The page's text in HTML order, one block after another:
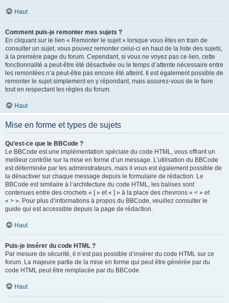
Haut
Comment puis-je remonter mes sujets ?
En cliquant sur le lien « Remonter le sujet » lorsque vous êtes en train de
consulter un sujet, vous pouvez remonter celui-ci en haut de la liste des sujets,
à la première page du forum. Cependant, si vous ne voyez pas ce lien, cette
fonctionnalité a peut-être été désactivée ou le temps d’attente nécessaire entre
les remontées n’a peut-être pas encore été atteint. Il est également possible de
remonter le sujet simplement en y répondant, mais assurez-vous de le faire
tout en respectant les règles du forum.
Haut
Mise en forme et types de sujets
Qu’est-ce que le BBCode ?
Le BBCode est une implémentation spéciale du code HTML, vous offrant un
meilleur contrôle sur la mise en forme d’un message. L’utilisation du BBCode
est déterminée par les administrateurs, mais il vous est également possible de
la désactiver sur chaque message depuis le formulaire de rédaction. Le
BBCode est similaire à l’architecture du code HTML, les balises sont
contenues entre des crochets « [ » et « ] » à la place des chevrons « < » et
« > ». Pour plus d’informations à propos du BBCode, veuillez consulter le
guide qui est accessible depuis la page de rédaction.
Haut
Puis-je insérer du code HTML ?
Par mesure de sécurité, il n’est pas possible d’insérer du code HTML sur ce
forum. La majeure partie de la mise en forme qui peut être générée par du
code HTML peut être remplacée par du BBCode.
Haut